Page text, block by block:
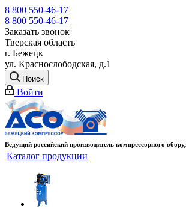
8 800 550-46-17
8 800 550-46-17
Заказать звонок
Тверская область
г. Бежецк
ул. Краснослободская, д.1
Поиск
Войти
Ведущий российский производитель компрессорного
Каталог продукции